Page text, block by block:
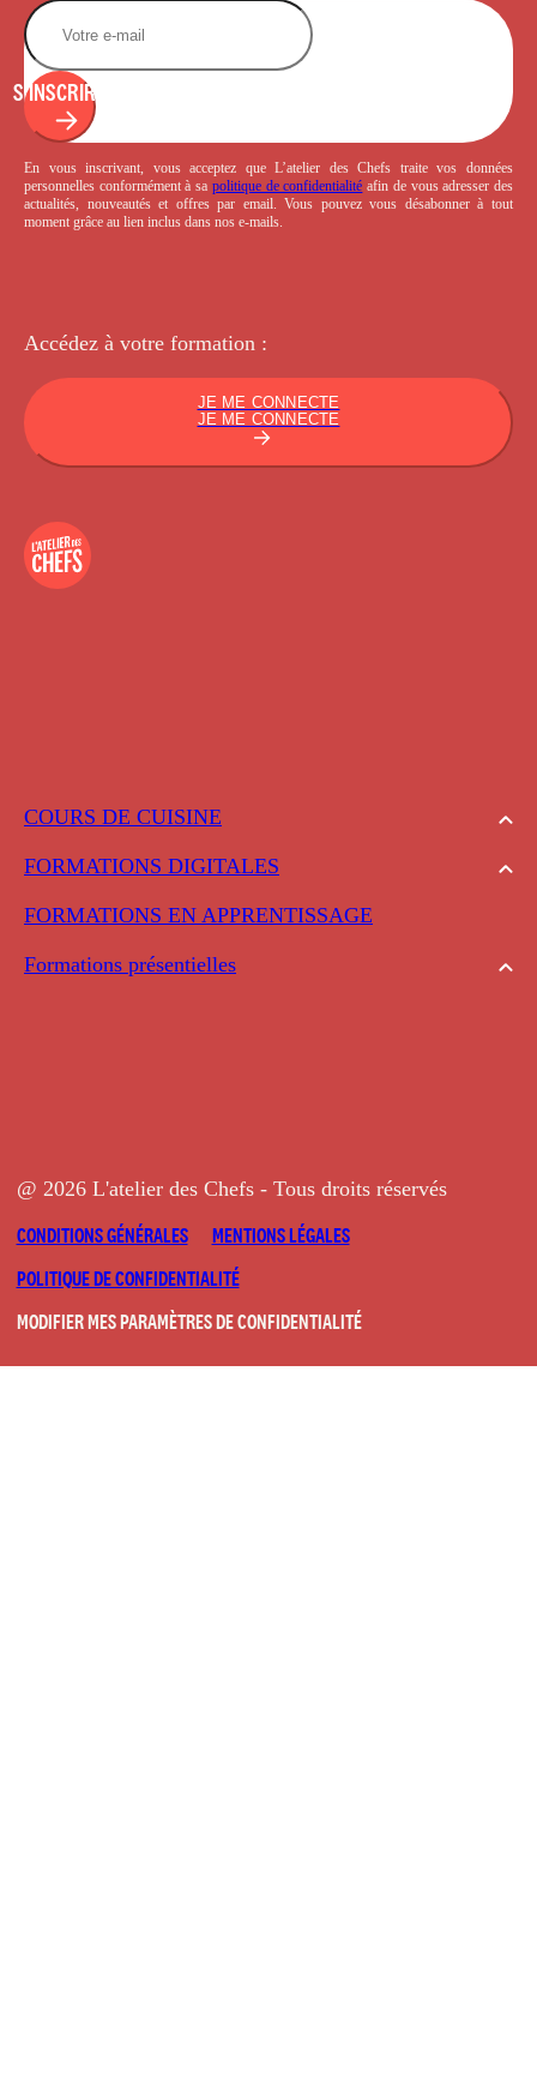
COURS DE CUISINE
FORMATIONS DIGITALES
FORMATIONS EN APPRENTISSAGE
Formations présentielles
S'INSCRIRE
En vous inscrivant, vous acceptez que L’atelier des Chefs traite vos données
personnelles conformément à sa politique de confidentialité afin de vous adresser des
actualités, nouveautés et offres par email. Vous pouvez vous désabonner à tout
moment grâce au lien inclus dans nos e-mails.
Accédez à votre formation :
JE ME CONNECTE
JE ME CONNECTE
@ 2026 L'atelier des Chefs - Tous droits réservés
CONDITIONS GÉNÉRALES
MENTIONS LÉGALES
POLITIQUE DE CONFIDENTIALITÉ
MODIFIER MES PARAMÈTRES DE CONFIDENTIALITÉ